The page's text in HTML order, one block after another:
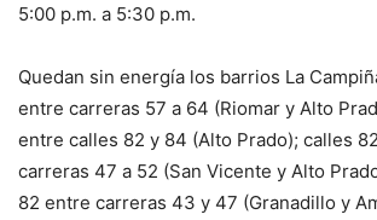
5:00 p.m. a 5:30 p.m.
Quedan sin energía los barrios La
entre carreras 57 a 64 (Riomar y Alto
entre calles 82 y 84 (Alto Prado); calles
carreras 47 a 52 (San Vicente y Alto
82 entre carreras 43 y 47 (Granadillo y